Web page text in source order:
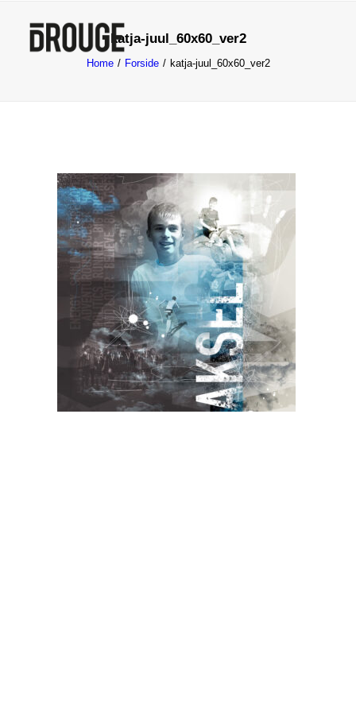
Testimonials
Kontakt
Grafisk design
katja-juul_60x60_ver2
Home Forside katja-juul_60x60_ver2